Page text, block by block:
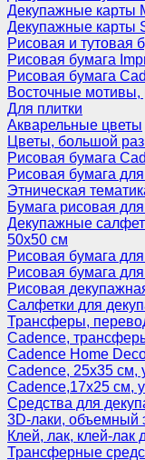
Декупажные карты
Декупажные карты
Рисовая и тутовая
Рисовая бумага
Рисовая бумага
Восточные мотивы,
Для плитки
Акварельные цветы
Цветы, большой
Рисовая бумага
Рисовая бумага
Этническая
Бумага рисовая
Декупажные
50х50 см
Рисовая бумага
Рисовая бумага
Рисовая
Салфетки для
Трансферы,
Cadence,
Cadence Home
Cadence, 25х35 см,
Cadence,17х25 см,
Средства для
3D-лаки, объемный
Клей, лак, клей-лак
Трансферные